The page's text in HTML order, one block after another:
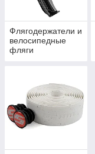
Флягодержатели и
велосипедные
фляги